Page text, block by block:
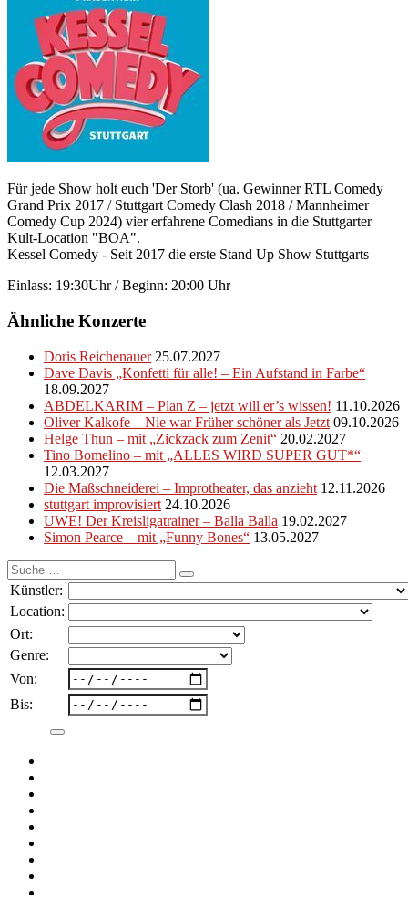
Für jede Show holt euch 'Der Storb' (ua. Gewinner RTL Comedy
Grand Prix 2017 / Stuttgart Comedy Clash 2018 / Mannheimer
Comedy Cup 2024) vier erfahrene Comedians in die Stuttgarter
Kult-Location "BOA".
Kessel Comedy - Seit 2017 die erste Stand Up Show Stuttgarts
Einlass: 19:30Uhr / Beginn: 20:00 Uhr
Ähnliche Konzerte
Doris Reichenauer 25.07.2027
Dave Davis „Konfetti für alle! – Ein Aufstand in Farbe“
18.09.2027
ABDELKARIM – Plan Z – jetzt will er’s wissen! 11.10.2026
Oliver Kalkofe – Nie war Früher schöner als Jetzt 09.10.2026
Helge Thun – mit „Zickzack zum Zenit“ 20.02.2027
Tino Bomelino – mit „ALLES WIRD SUPER GUT*“
12.03.2027
Die Maßschneiderei – Improtheater, das anzieht 12.11.2026
stuttgart improvisiert 24.10.2026
UWE! Der Kreisligatrainer – Balla Balla 19.02.2027
Simon Pearce – mit „Funny Bones“ 13.05.2027
Suche
nach:
Künstler:
Location:
Ort:
Genre:
Von:
Bis: